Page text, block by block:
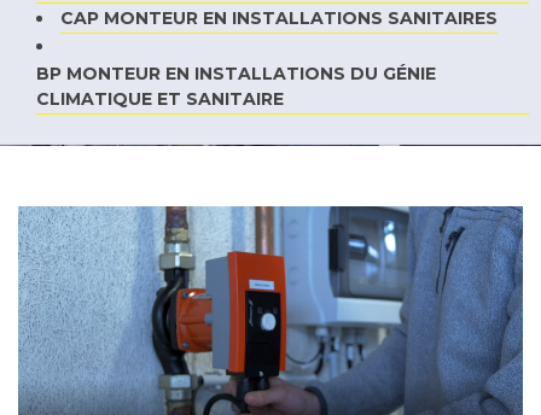
CAP MONTEUR EN INSTALLATIONS SANITAIRES
BP MONTEUR EN INSTALLATIONS DU GÉNIE
CLIMATIQUE ET SANITAIRE